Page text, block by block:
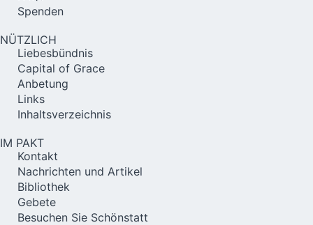
Spenden
NÜTZLICH
Liebesbündnis
Capital of Grace
Anbetung
Links
Inhaltsverzeichnis
IM PAKT
Kontakt
Nachrichten und Artikel
Bibliothek
Gebete
Besuchen Sie Schönstatt